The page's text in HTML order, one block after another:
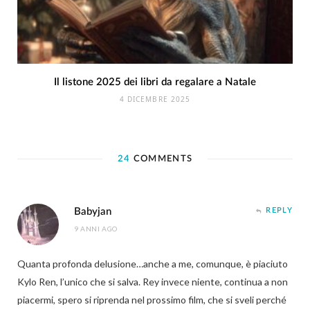
Il listone 2025 dei libri da regalare a Natale
4 DICEMBRE 2025
24 COMMENTS
Babyjan
9 ANNI AGO
REPLY
Quanta profonda delusione…anche a me, comunque, è piaciuto
Kylo Ren, l’unico che si salva. Rey invece niente, continua a non
piacermi, spero si riprenda nel prossimo film, che si sveli perché